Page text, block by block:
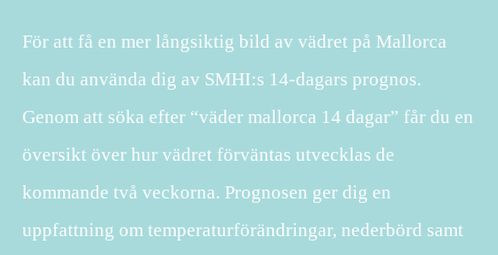
För att få en mer långsiktig bild av vädret på Mallorca
kan du använda dig av SMHI:s 14-dagars prognos.
Genom att söka efter “väder mallorca 14 dagar” får du en
översikt över hur vädret förväntas utvecklas de
kommande två veckorna. Prognosen ger dig en
uppfattning om temperaturförändringar, nederbörd samt